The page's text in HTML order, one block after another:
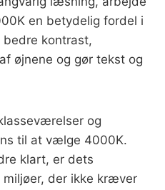
en betydelig fordel i
bedre kontrast,
øjnene og gør tekst og
og
til at vælge 4000K.
klart, er dets
der ikke kræver